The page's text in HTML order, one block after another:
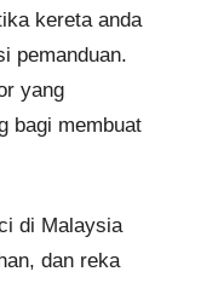
kereta anda
pemanduan.
yang
bagi membuat
di Malaysia
dan reka